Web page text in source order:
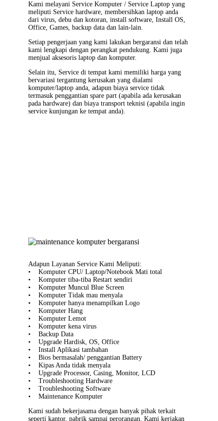
Kami melayani Service Komputer / Service Laptop yang
meliputi Service hardware, membersihkan laptop anda
dari virus, debu dan kotoran, install software, Install OS,
Office, Games, backup data dan lain-lain.
Setiap pengerjaan yang kami lakukan bergaransi dan telah
kami lengkapi dengan perangkat pendukung. Kami juga
menjual aksesoris laptop dan komputer.
Selain itu, Service di tempat kami memiliki harga yang
bervariasi tergantung kerusakan yang dialami
komputer/laptop anda, adapun biaya service tidak
termasuk penggantian spare part (apabila ada kerusakan
pada hardware) dan biaya transport teknisi (apabila ingin
service kunjungan ke tempat anda).
Adapun Layanan Service Kami Meliputi:
• Komputer CPU/ Laptop/Notebook Mati total
• Komputer tiba-tiba Restart sendiri
• Komputer Muncul Blue Screen
• Komputer Tidak mau menyala
• Komputer hanya menampilkan Logo
• Komputer Hang
• Komputer Lemot
• Komputer kena virus
• Backup Data
• Upgrade Hardisk, OS, Office
• Install Aplikasi tambahan
• Bios bermasalah/ penggantian Battery
• Kipas Anda tidak menyala
• Upgrade Processor, Casing, Monitor, LCD
• Troubleshooting Hardware
• Troubleshooting Software
• Maintenance Komputer
Kami sudah bekerjasama dengan banyak pihak terkait
seperti kantor, pabrik sampai perorangan. Kami kerjakan